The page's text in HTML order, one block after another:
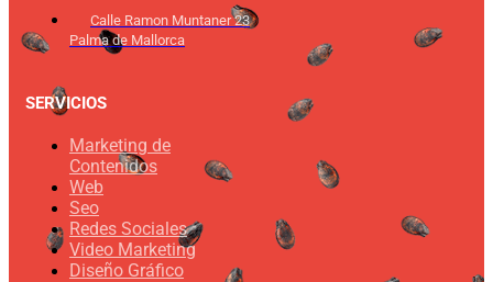
Calle Ramon Muntaner 23
Palma de Mallorca
SERVICIOS
Marketing de
Contenidos
Web
Seo
Redes Sociales
Video Marketing
Diseño Gráfico